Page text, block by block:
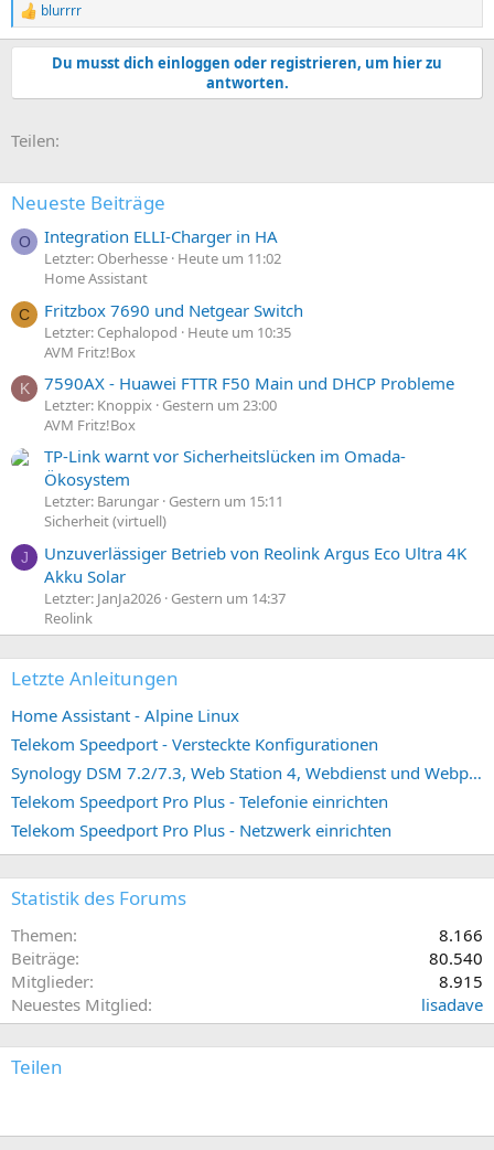
R
e
a
n
:
blurrrr
Du musst dich einloggen oder registrieren, um hier zu
antworten.
Teilen:
Neueste Beiträge
O Integration ELLI-Charger in HA
Letzter: Oberhesse Heute um 11:02
Home Assistant
C Fritzbox 7690 und Netgear Switch
Letzter: Cephalopod
Heute um 10:35
AVM Fritz!Box
K 7590AX - Huawei FTTR F50 Main und DHCP Probleme
Letzter: Knoppix Gestern um 23:00
AVM Fritz!Box
TP-Link warnt vor Sicherheitslücken im Omada-
Ökosystem
Letzter: Barungar Gestern um 15:11
Sicherheit (virtuell)
J
Unzuverlässiger Betrieb von Reolink Argus Eco Ultra 4K
Akku Solar
Letzter: JanJa2026 Gestern um 14:37
Reolink
Letzte Anleitungen
Home Assistant - Alpine Linux
Telekom Speedport - Versteckte Konfigurationen
Synology DSM 7.2/7.3, Web Station 4, Webdienst und Webportal erstellen (ehemals vHost)
Telekom Speedport Pro Plus - Telefonie einrichten
Telekom Speedport Pro Plus - Netzwerk einrichten
Statistik des Forums
Themen
8.166
Beiträge
80.540
Mitglieder
8.915
Neuestes Mitglied
lisadave
Teilen